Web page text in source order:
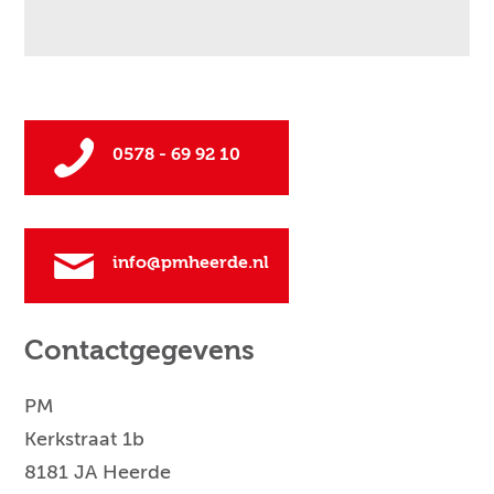
0578 - 69 92 10
info@pmheerde.nl
Contactgegevens
PM
Kerkstraat 1b
8181 JA Heerde